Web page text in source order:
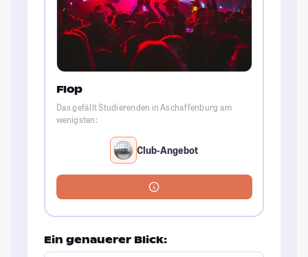
Flop
Das gefällt Studierenden in Aschaffenburg am
wenigsten:
Club-Angebot
Ein genauerer Blick: